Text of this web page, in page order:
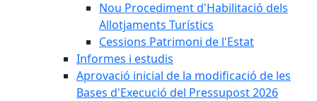
Nou Procediment d'Habilitació dels
Allotjaments Turístics
Cessions Patrimoni de l'Estat
Informes i estudis
Aprovació inicial de la modificació de les
Bases d'Execució del Pressupost 2026